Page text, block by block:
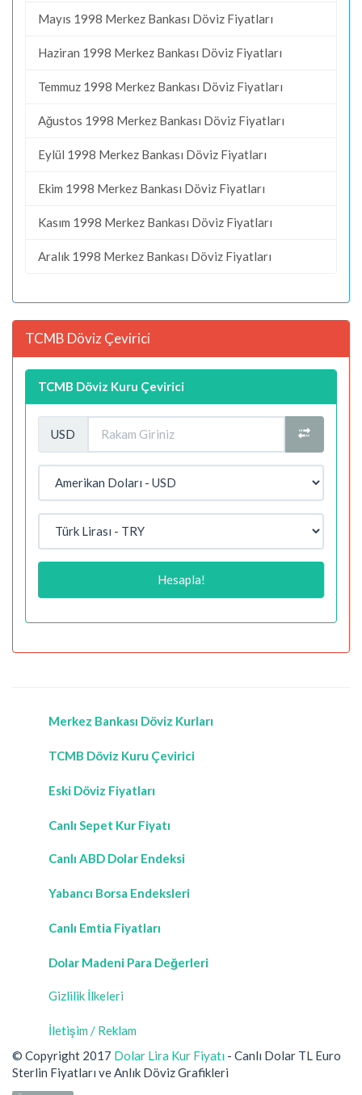
Mayıs 1998 Merkez Bankası Döviz Fiyatları
Haziran 1998 Merkez Bankası Döviz Fiyatları
Temmuz 1998 Merkez Bankası Döviz Fiyatları
Ağustos 1998 Merkez Bankası Döviz Fiyatları
Eylül 1998 Merkez Bankası Döviz Fiyatları
Ekim 1998 Merkez Bankası Döviz Fiyatları
Kasım 1998 Merkez Bankası Döviz Fiyatları
Aralık 1998 Merkez Bankası Döviz Fiyatları
TCMB Döviz Çevirici
TCMB Döviz Kuru Çevirici
USD
Hesapla!
Merkez Bankası Döviz Kurları
TCMB Döviz Kuru Çevirici
Eski Döviz Fiyatları
Canlı Sepet Kur Fiyatı
Canlı ABD Dolar Endeksi
Yabancı Borsa Endeksleri
Canlı Emtia Fiyatları
Dolar Madeni Para Değerleri
Gizlilik İlkeleri
İletişim / Reklam
© Copyright 2017 Dolar Lira Kur Fiyatı - Canlı Dolar TL Euro
Sterlin Fiyatları ve Anlık Döviz Grafikleri